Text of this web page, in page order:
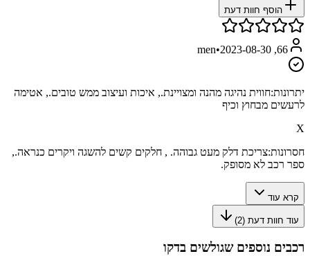
הוסף חוות דעת
66, men
•2023-08-30
יתרונות:חווית נהיגה מהנה ומצויינת., איכות ועיצוב ממש טובים., אטימה
לרעשים מבחוץ וכיף
X
חסרונות:צריכת דלק מעט גבוהה. , חלקים קשים להשגה ויקרים כנראה.,
ספר רכב לא מסופק.
קרא עוד
עוד חוות דעת (2
)
רכבים נוספים שגולשים בדקו